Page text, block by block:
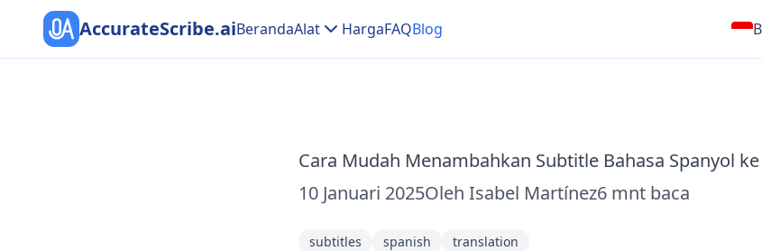
AccurateScribe.aiBerandaAlat HargaFAQBlog
Cara Mudah Menambahkan Subtitle Bahasa Spanyol
10 Januari 2025Oleh Isabel Martínez6 mnt baca
subtitles spanish translation